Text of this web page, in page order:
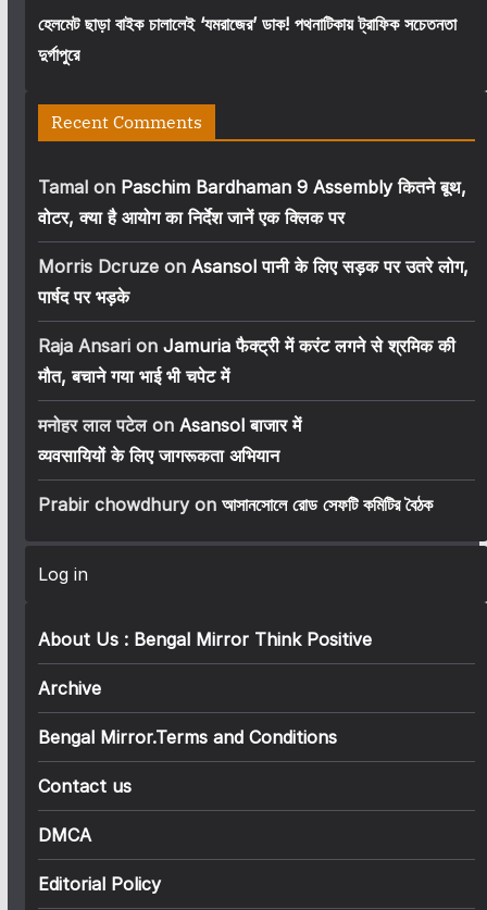
হেলমেট ছাড়া বাইক চালালেই ‘যমরাজের’ ডাক! পথনাটিকায় ট্রাফিক সচেতনতা
দুর্গাপুরে
Recent Comments
Tamalon Paschim Bardhaman 9 Assembly कितने बूथ,
वोटर, क्या है आयोग का निर्देश जानें एक क्लिक पर
Morris Dcruzeon Asansol पानी के लिए सड़क पर उतरे लोग,
पार्षद पर भड़के
Raja Ansarion Jamuria फैक्ट्री में करंट लगने से श्रमिक की
मौत, बचाने गया भाई भी चपेट में
मनोहर लाल पटेलon Asansol बाजार में
व्यवसायियों के लिए जागरूकता अभियान
Prabir chowdhuryon আসানসোলে রোড সেফটি কমিটির বৈঠক
Log in
About Us : Bengal Mirror Think Positive
Archive
Bengal Mirror.Terms and Conditions
Contact us
DMCA
Editorial Policy